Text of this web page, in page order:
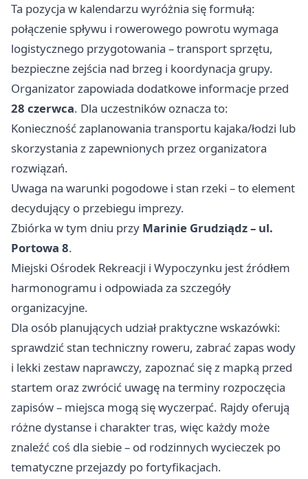
Ta pozycja w kalendarzu wyróżnia się formułą:
połączenie spływu i rowerowego powrotu wymaga
logistycznego przygotowania – transport sprzętu,
bezpieczne zejścia nad brzeg i koordynacja grupy.
Organizator zapowiada dodatkowe informacje przed
28 czerwca. Dla uczestników oznacza to:
Konieczność zaplanowania transportu kajaka/łodzi lub
skorzystania z zapewnionych przez organizatora
rozwiązań.
Uwaga na warunki pogodowe i stan rzeki – to element
decydujący o przebiegu imprezy.
Zbiórka w tym dniu przy Marinie Grudziądz – ul.
Portowa 8.
Miejski Ośrodek Rekreacji i Wypoczynku jest źródłem
harmonogramu i odpowiada za szczegóły
organizacyjne.
Dla osób planujących udział praktyczne wskazówki:
sprawdzić stan techniczny roweru, zabrać zapas wody
i lekki zestaw naprawczy, zapoznać się z mapką przed
startem oraz zwrócić uwagę na terminy rozpoczęcia
zapisów – miejsca mogą się wyczerpać. Rajdy oferują
różne dystanse i charakter tras, więc każdy może
znaleźć coś dla siebie – od rodzinnych wycieczek po
tematyczne przejazdy po fortyfikacjach.